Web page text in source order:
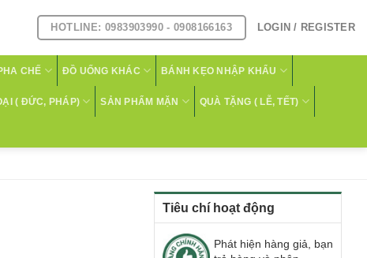
HOTLINE: 0983903990 - 0908166163 LOGIN / REGISTER
CHẾ ĐỒ UỐNG KHÁC BÁNH KẸO NHẬP KHẨU
( ĐỨC, PHÁP) SẢN PHẨM MẶN QUÀ TẶNG ( LỄ, TẾT)
Tiêu chí hoạt động
Phát hiện hàng giả, bạn